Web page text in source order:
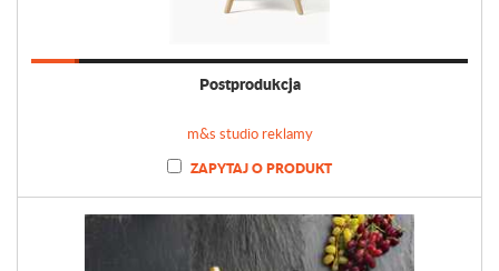
Postprodukcja
m&s studio reklamy
ZAPYTAJ O PRODUKT